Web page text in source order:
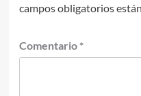
campos obligatorios
Comentario *